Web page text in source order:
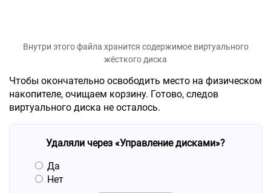
Внутри этого файла хранится содержимое виртуального
жёсткого диска
Чтобы окончательно освободить место на физическом
накопителе, очищаем корзину. Готово, следов
виртуального диска не осталось.
Удаляли через «Управление дисками»?
Да
Нет